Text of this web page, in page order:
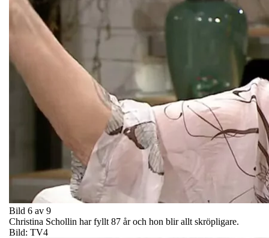
Bild 6 av 9
Christina Schollin har fyllt 87 år och hon blir allt skröpligare.
Bild: TV4